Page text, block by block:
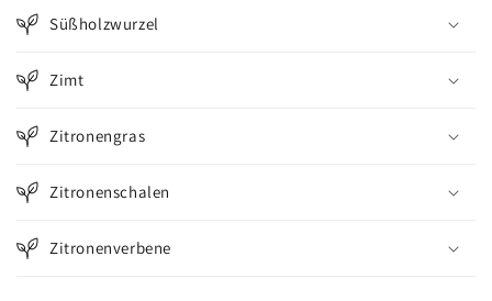
Süßholzwurzel
Zimt
Zitronengras
Zitronenschalen
Zitronenverbene